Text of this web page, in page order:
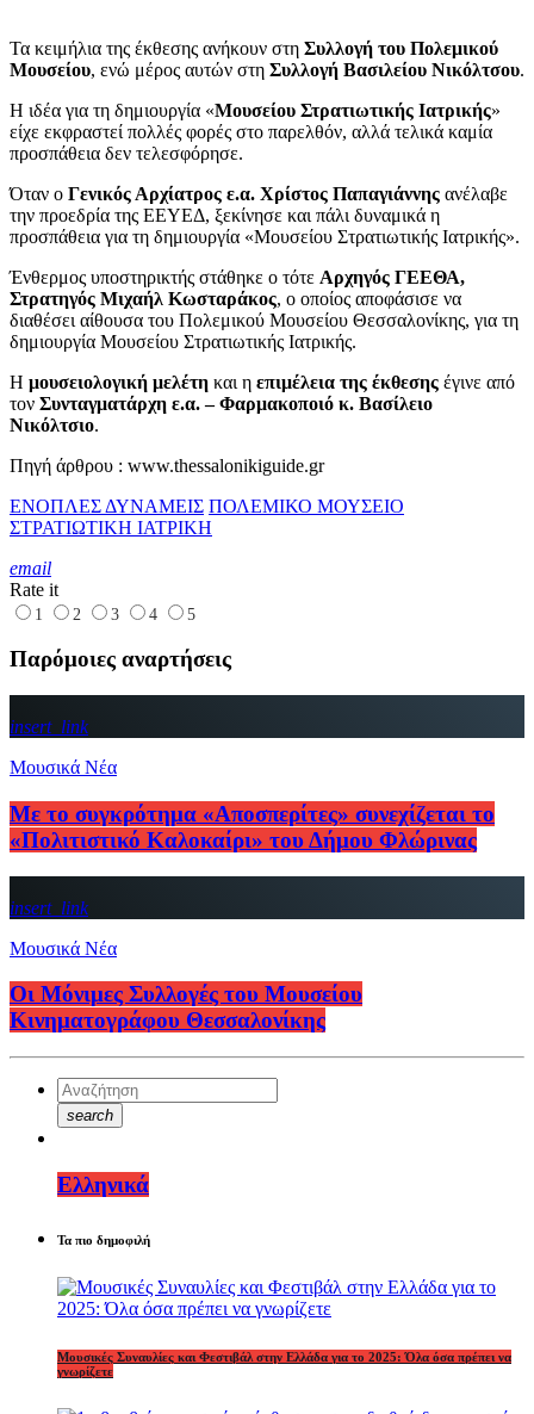
Τα κειμήλια της έκθεσης ανήκουν στη Συλλογή του Πολεμικού
Μουσείου, ενώ μέρος αυτών στη Συλλογή Βασιλείου Νικόλτσου.
Η ιδέα για τη δημιουργία «Μουσείου Στρατιωτικής Ιατρικής»
είχε εκφραστεί πολλές φορές στο παρελθόν, αλλά τελικά καμία
προσπάθεια δεν τελεσφόρησε.
Όταν ο Γενικός Αρχίατρος ε.α. Χρίστος Παπαγιάννης ανέλαβε
την προεδρία της ΕΕΥΕΔ, ξεκίνησε και πάλι δυναμικά η
προσπάθεια για τη δημιουργία «Μουσείου Στρατιωτικής Ιατρικής».
Ένθερμος υποστηρικτής στάθηκε ο τότε Αρχηγός ΓΕΕΘΑ,
Στρατηγός Μιχαήλ Κωσταράκος, ο οποίος αποφάσισε να
διαθέσει αίθουσα του Πολεμικού Μουσείου Θεσσαλονίκης, για τη
δημιουργία Μουσείου Στρατιωτικής Ιατρικής.
Η μουσειολογική μελέτη και η επιμέλεια της έκθεσης έγινε από
τον Συνταγματάρχη ε.α. – Φαρμακοποιό κ. Βασίλειο
Νικόλτσιο.
Πηγή άρθρου : www.thessalonikiguide.gr
ΕΝΟΠΛΕΣ ΔΥΝΑΜΕΙΣ ΠΟΛΕΜΙΚΟ ΜΟΥΣΕΙΟ
ΣΤΡΑΤΙΩΤΙΚΗ ΙΑΤΡΙΚΗ
email
Rate it
1 2 3 4 5
Παρόμοιες αναρτήσεις
insert_link
Μουσικά Νέα
Με το συγκρότημα «Αποσπερίτες» συνεχίζεται το
«Πολιτιστικό Καλοκαίρι» του Δήμου Φλώρινας
insert_link
Μουσικά Νέα
Οι Μόνιμες Συλλογές του Μουσείου
Κινηματογράφου Θεσσαλονίκης
search
Ελληνικά
Τα πιο δημοφιλή
Μουσικές Συναυλίες και Φεστιβάλ στην Ελλάδα για το 2025: Όλα όσα πρέπει να
γνωρίζετε